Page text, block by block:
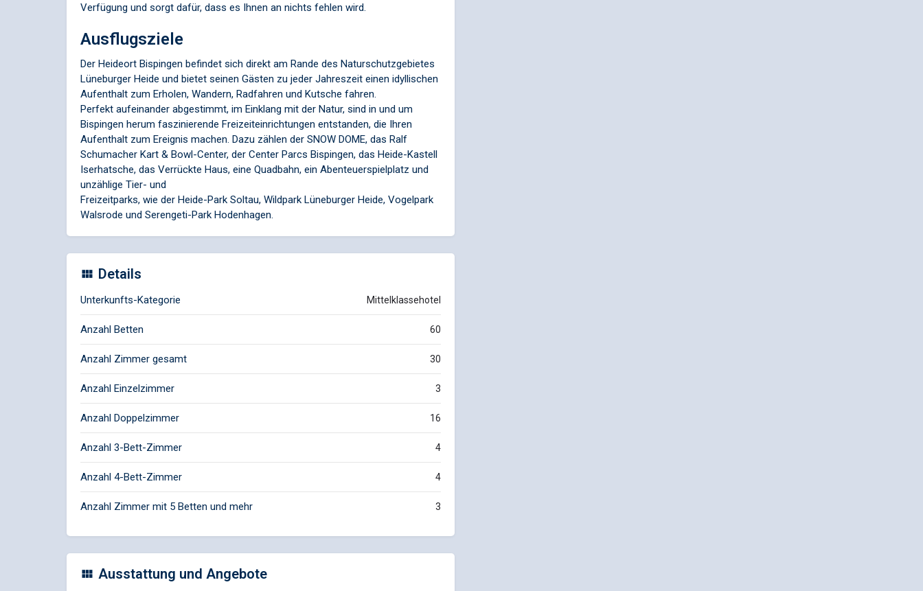
Verfügung und sorgt dafür, dass es Ihnen an nichts fehlen wird.
Ausflugsziele
Der Heideort Bispingen befindet sich direkt am Rande des Naturschutzgebietes
Lüneburger Heide und bietet seinen Gästen zu jeder Jahreszeit einen idyllischen
Aufenthalt zum Erholen, Wandern, Radfahren und Kutsche fahren.
Perfekt aufeinander abgestimmt, im Einklang mit der Natur, sind in und um
Bispingen herum faszinierende Freizeiteinrichtungen entstanden, die Ihren
Aufenthalt zum Ereignis machen. Dazu zählen der SNOW DOME, das Ralf
Schumacher Kart & Bowl-Center, der Center Parcs Bispingen, das Heide-Kastell
Iserhatsche, das Verrückte Haus, eine Quadbahn, ein Abenteuerspielplatz und
unzählige Tier- und
Freizeitparks, wie der Heide-Park Soltau, Wildpark Lüneburger Heide, Vogelpark
Walsrode und Serengeti-Park Hodenhagen.
Details
Unterkunfts-Kategorie Mittelklassehotel
Anzahl Betten 60
Anzahl Zimmer gesamt 30
Anzahl Einzelzimmer 3
Anzahl Doppelzimmer 16
Anzahl 3-Bett-Zimmer 4
Anzahl 4-Bett-Zimmer 4
Anzahl Zimmer mit 5 Betten und mehr 3
Ausstattung und Angebote